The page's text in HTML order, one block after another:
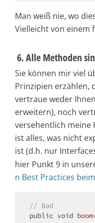
Man weiß nie, wo
Vielleicht von einem
6. Alle Methoden
Sie können mir viel
Prinzipien erzählen,
vertraue weder
erweitern), noch
versehentlich meine
ist alles, was nicht
ist (d.h. nur
hier Punkt 9 in
n Best Practices
// Bad
public void boom